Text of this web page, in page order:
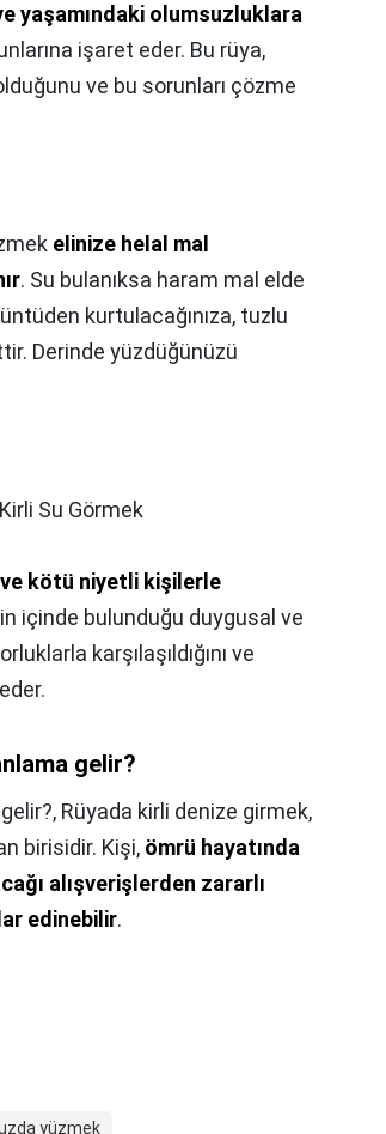
yaşamındaki olumsuzluklara
işaret eder. Bu rüya,
ve bu sorunları çözme
elinize helal mal
. Su bulanıksa haram mal elde
kurtulacağınıza, tuzlu
Derinde yüzdüğünüzü
Su Görmek
kötü niyetli kişilerle
içinde bulunduğu duygusal ve
karşılaşıldığını ve
gelir?
Rüyada kirli denize girmek,
birisidir. Kişi, ömrü hayatında
alışverişlerden zararlı
edinebilir.
yüzmek